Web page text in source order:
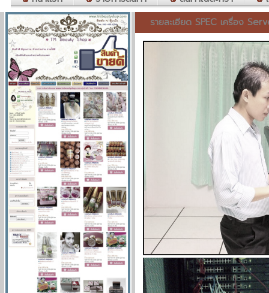
รายละเอียด SPEC เครื่อง